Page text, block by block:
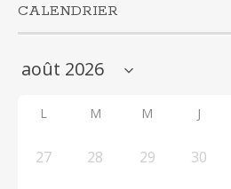
CALENDRIER
L M M J
27 28 29 30